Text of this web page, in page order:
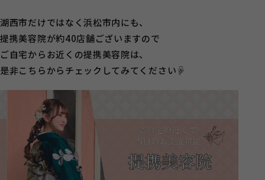
湖西市だけではなく浜松市内にも、
提携美容院が約40店舗ございますので
ご自宅からお近くの提携美容院は、
是非こちらからチェックしてみてください☟